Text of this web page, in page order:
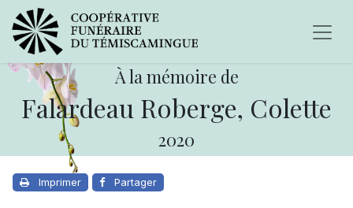
À la mémoire de
Falardeau Roberge, Colette
2020
Imprimer Partager